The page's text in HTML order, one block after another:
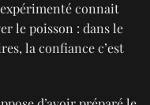
connait
le poisson : dans le
la confiance c’est